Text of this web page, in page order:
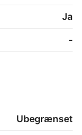
Ja
-
Ubegrænset